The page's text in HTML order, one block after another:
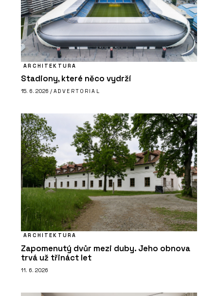
ARCHITEKTURA
Stadiony, které něco vydrží
15. 6. 2026 / ADVERTORIAL
ARCHITEKTURA
Zapomenutý dvůr mezi duby. Jeho obnova
trvá už třináct let
11. 6. 2026